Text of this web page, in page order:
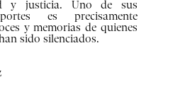
y justicia. Uno de sus
es precisamente
y memorias de quienes
sido silenciados.